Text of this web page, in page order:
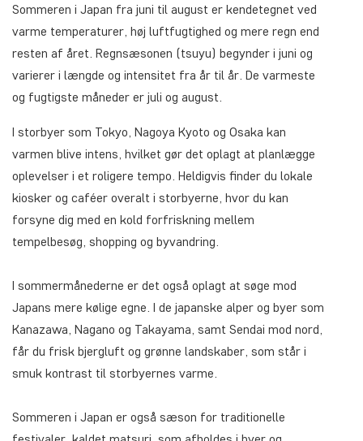
Sommeren i Japan fra juni til august er kendetegnet ved
varme temperaturer, høj luftfugtighed og mere regn end
resten af året. Regnsæsonen (tsuyu) begynder i juni og
varierer i længde og intensitet fra år til år. De varmeste
og fugtigste måneder er juli og august.
I storbyer som Tokyo, Nagoya Kyoto og Osaka kan
varmen blive intens, hvilket gør det oplagt at planlægge
oplevelser i et roligere tempo. Heldigvis finder du lokale
kiosker og caféer overalt i storbyerne, hvor du kan
forsyne dig med en kold forfriskning mellem
tempelbesøg, shopping og byvandring.
I sommermånederne er det også oplagt at søge mod
Japans mere kølige egne. I de japanske alper og byer som
Kanazawa, Nagano og Takayama, samt Sendai mod nord,
får du frisk bjergluft og grønne landskaber, som står i
smuk kontrast til storbyernes varme.
Sommeren i Japan er også sæson for traditionelle